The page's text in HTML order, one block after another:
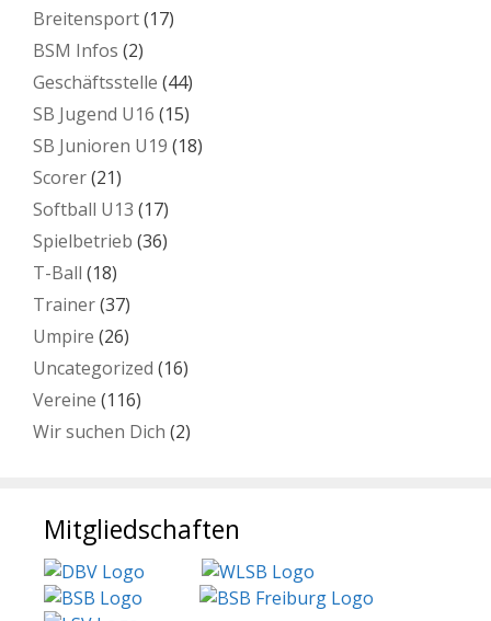
Breitensport(17)
BSM Infos (2)
Geschäftsstelle (44)
SB Jugend U16 (15)
SB Junioren U19 (18)
Scorer(21)
Softball U13 (17)
Spielbetrieb (36)
T-Ball (18)
Trainer(37)
Umpire (26)
Uncategorized (16)
Vereine (116)
Wir suchen Dich (2)
Mitgliedschaften